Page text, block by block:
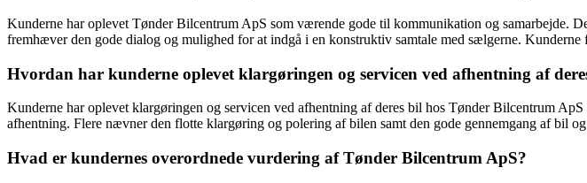
Kunderne har oplevet Tønder Bilcentrum ApS som værende gode til kommunikation og samarbejde.
fremhæver den gode dialog og mulighed for at indgå i en konstruktiv samtale med sælgerne.
Hvordan har kunderne oplevet klargøringen og servicen ved afhentning af
Kunderne har oplevet klargøringen og servicen ved afhentning af deres bil hos Tønder Bilcentrum
afhentning. Flere nævner den flotte klargøring og polering af bilen samt den gode gennemgang af bil
Hvad er kundernes overordnede vurdering af Tønder Bilcentrum ApS?